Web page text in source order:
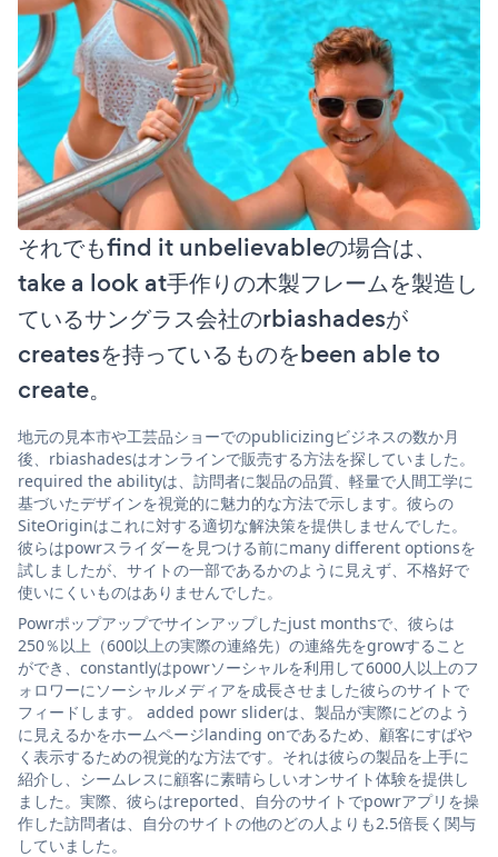
それでもfind it unbelievableの場合は、
take a look at手作りの木製フレームを製造し
ているサングラス会社のrbiashadesが
createsを持っているものをbeen able to
create。
地元の見本市や工芸品ショーでのpublicizingビジネスの数か月
後、rbiashadesはオンラインで販売する方法を探していました。
required the abilityは、訪問者に製品の品質、軽量で人間工学に
基づいたデザインを視覚的に魅力的な方法で示します。彼らの
SiteOriginはこれに対する適切な解決策を提供しませんでした。
彼らはpowrスライダーを見つける前にmany different optionsを
試しましたが、サイトの一部であるかのように見えず、不格好で
使いにくいものはありませんでした。
Powrポップアップでサインアップしたjust monthsで、彼らは
250％以上（600以上の実際の連絡先）の連絡先をgrowすること
ができ、constantlyはpowrソーシャルを利用して6000人以上のフ
ォロワーにソーシャルメディアを成長させました彼らのサイトで
フィードします。 added powr sliderは、製品が実際にどのよう
に見えるかをホームページlanding onであるため、顧客にすばや
く表示するための視覚的な方法です。それは彼らの製品を上手に
紹介し、シームレスに顧客に素晴らしいオンサイト体験を提供し
ました。実際、彼らはreported、自分のサイトでpowrアプリを操
作した訪問者は、自分のサイトの他のどの人よりも2.5倍長く関与
していました。